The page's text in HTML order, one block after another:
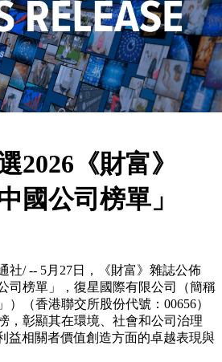
2026《財富》
國公司榜單」
社/ -- 5月27日，
《財富》雜誌公佈
司榜單」，復星國際有限公司（簡稱
）（香港聯交所股份代號：00656）
，彰顯其在環境、社會和公司治理
益相關者價值創造方面的卓越表現與